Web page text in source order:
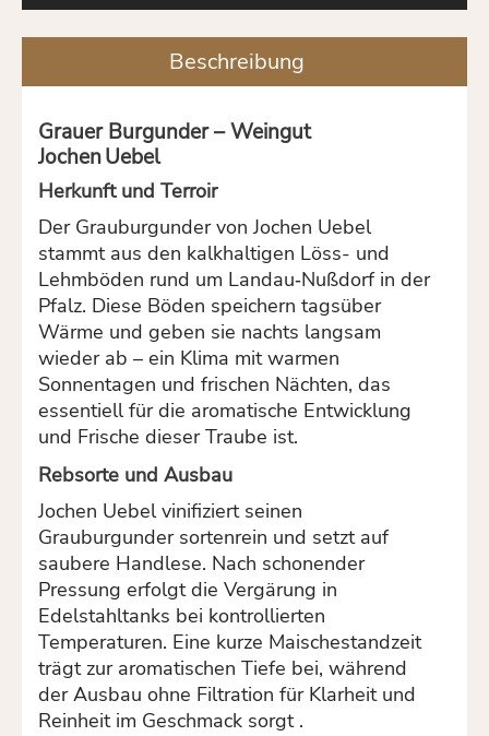
Beschreibung
Grauer Burgunder – Weingut
Jochen Uebel
Herkunft und Terroir
Der Grauburgunder von Jochen Uebel
stammt aus den kalkhaltigen Löss- und
Lehmböden rund um Landau‑Nußdorf in der
Pfalz. Diese Böden speichern tagsüber
Wärme und geben sie nachts langsam
wieder ab – ein Klima mit warmen
Sonnentagen und frischen Nächten, das
essentiell für die aromatische Entwicklung
und Frische dieser Traube ist.
Rebsorte und Ausbau
Jochen Uebel vinifiziert seinen
Grauburgunder sortenrein und setzt auf
saubere Handlese. Nach schonender
Pressung erfolgt die Vergärung in
Edelstahltanks bei kontrollierten
Temperaturen. Eine kurze Maischestandzeit
trägt zur aromatischen Tiefe bei, während
der Ausbau ohne Filtration für Klarheit und
Reinheit im Geschmack sorgt.